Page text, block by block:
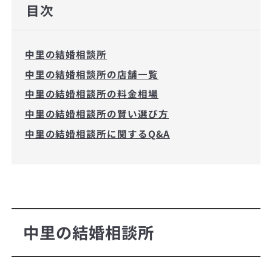
目次
中里の結婚相談所
中里の結婚相談所の店舗一覧
中里の結婚相談所の料金相場
中里の結婚相談所の賢い選び方
中里の結婚相談所に関するQ&A
中里の結婚相談所